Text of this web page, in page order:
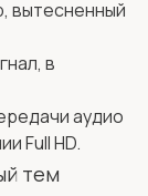
вытесненный
в
аудио
Full HD.
тем